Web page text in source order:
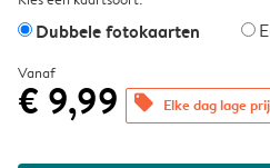
Dubbele fotokaarten
Vanaf
€ 9,99 offers Elke dag lage